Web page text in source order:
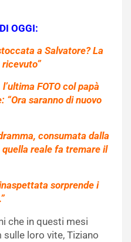
OGGI:
a Salvatore? La
FOTO col papà
“Ora saranno di nuovo
consumata dalla
reale fa tremare il
sorprende i
che in questi mesi
loro vite, Tiziano